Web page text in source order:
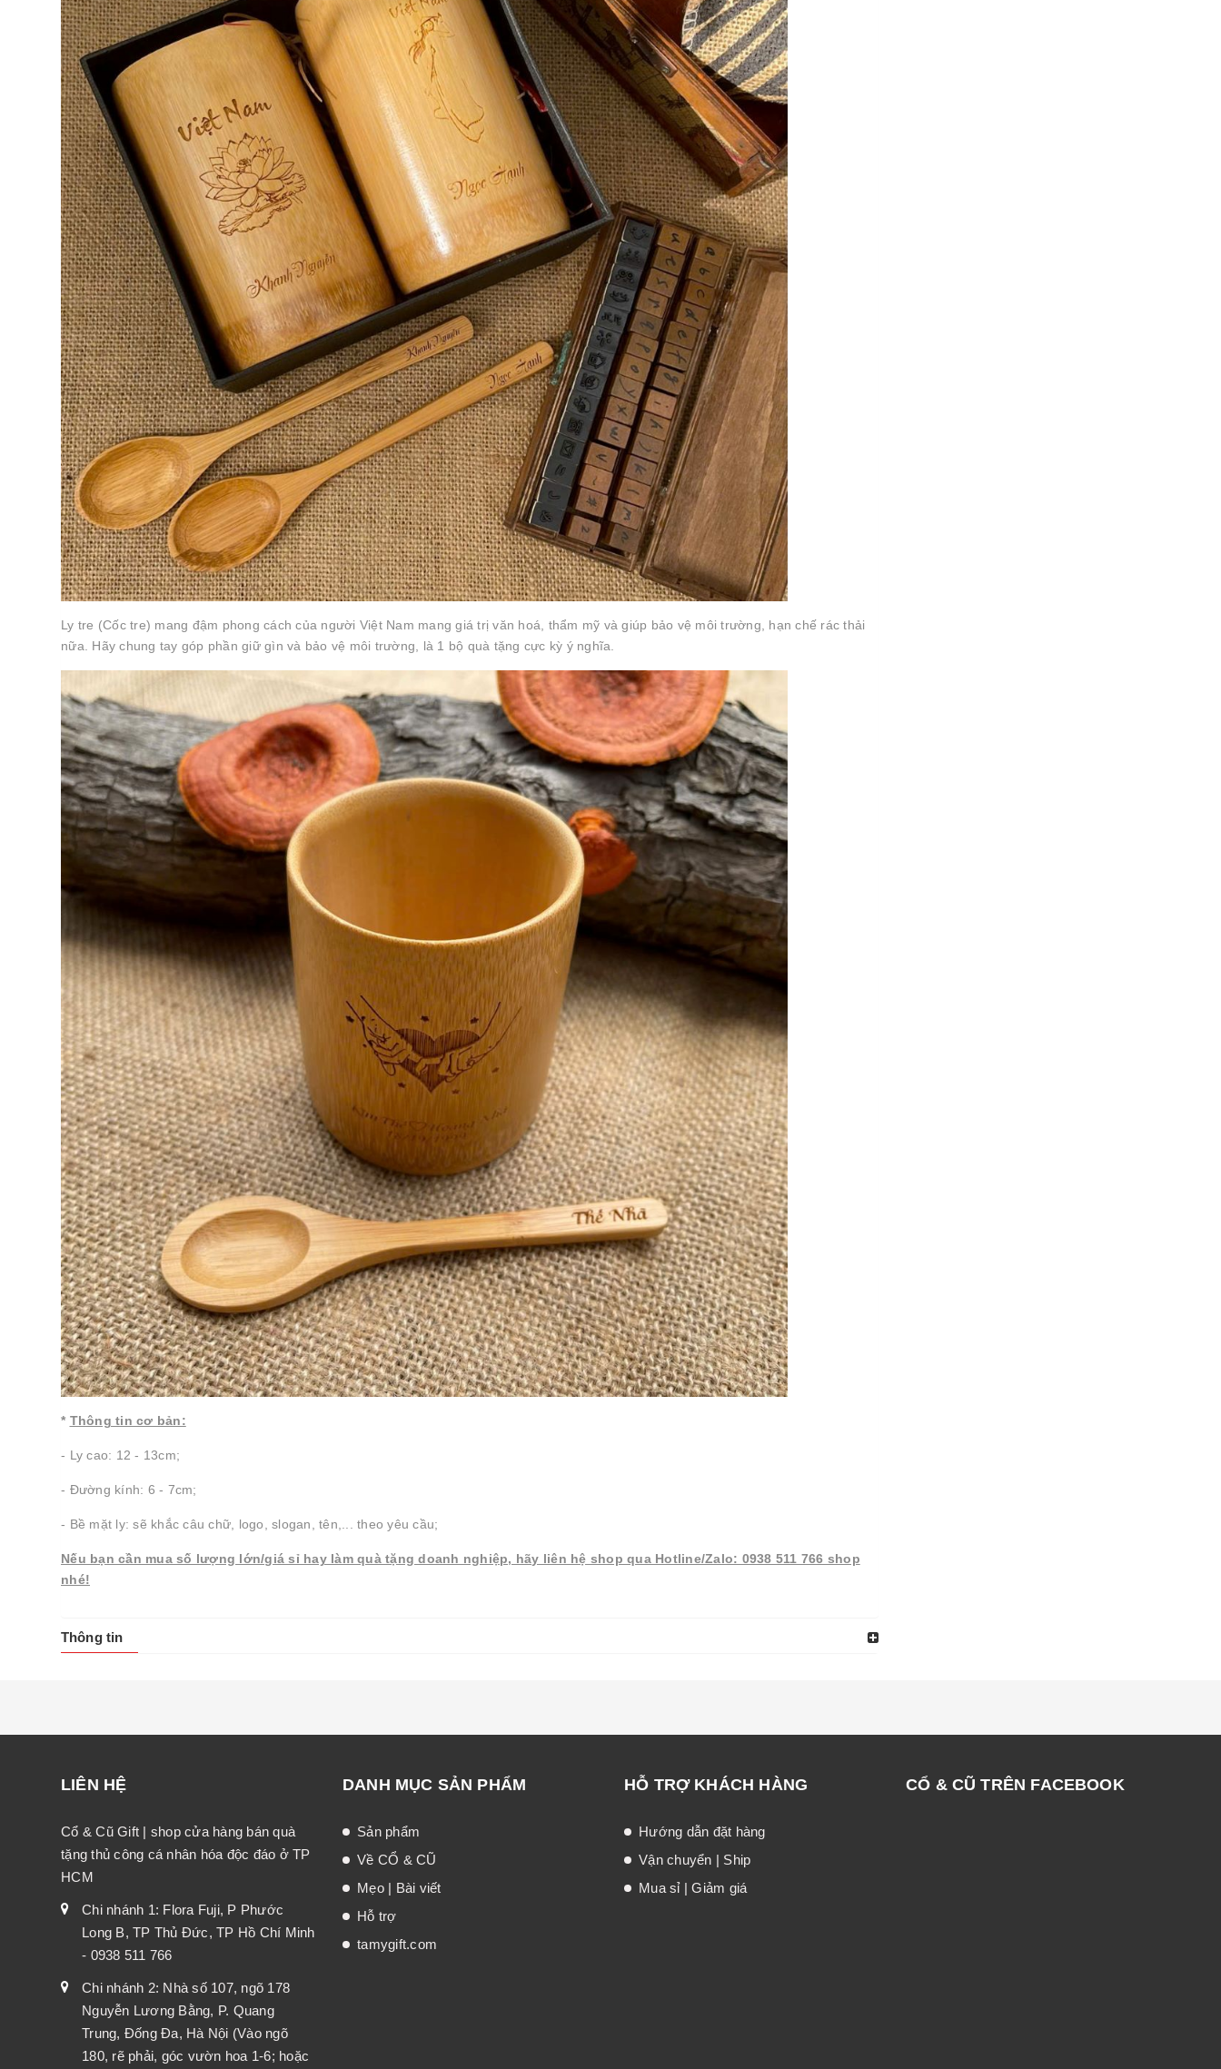
Ly tre (Cốc tre) mang đậm phong cách của người Việt Nam mang giá trị văn hoá, thẩm mỹ và giúp bảo vệ môi trường, hạn chế rác thải
nữa. Hãy chung tay góp phần giữ gìn và bảo vệ môi trường, là 1 bộ quà tặng cực kỳ ý nghĩa.
* Thông tin cơ bản:
- Ly cao: 12 - 13cm;
- Đường kính: 6 - 7cm;
- Bề mặt ly: sẽ khắc câu chữ, logo, slogan, tên,... theo yêu cầu;
Nếu bạn cần mua số lượng lớn/giá sỉ hay làm quà tặng doanh nghiệp, hãy liên hệ shop qua Hotline/Zalo: 0938 511 766 shop
nhé!
Thông tin
LIÊN HỆ
Cổ & Cũ Gift | shop cửa hàng bán quà
tặng thủ công cá nhân hóa độc đáo ở TP
HCM
Chi nhánh 1: Flora Fuji, P Phước
Long B, TP Thủ Đức, TP Hồ Chí Minh
- 0938 511 766
Chi nhánh 2: Nhà số 107, ngõ 178
Nguyễn Lương Bằng, P. Quang
Trung, Đống Đa, Hà Nội (Vào ngõ
180, rẽ phải, góc vườn hoa 1-6; hoặc
DANH MỤC SẢN PHẨM
Sản phẩm
Về CỔ & CŨ
Mẹo | Bài viết
Hỗ trợ
tamygift.com
HỖ TRỢ KHÁCH HÀNG
Hướng dẫn đặt hàng
Vận chuyển | Ship
Mua sỉ | Giảm giá
CỔ & CŨ TRÊN FACEBOOK